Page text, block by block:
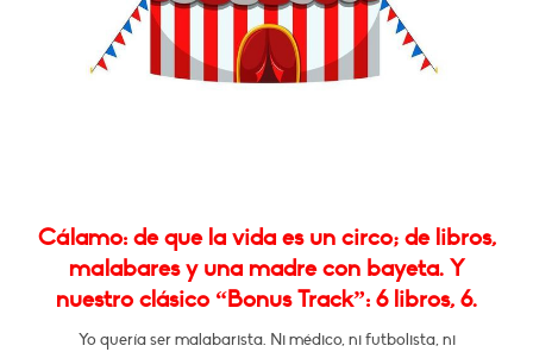
Cálamo: de que la vida es un circo; de libros,
malabares y una madre con bayeta. Y
nuestro clásico “Bonus Track”: 6 libros, 6.
Yo quería ser malabarista. Ni médico, ni futbolista, ni